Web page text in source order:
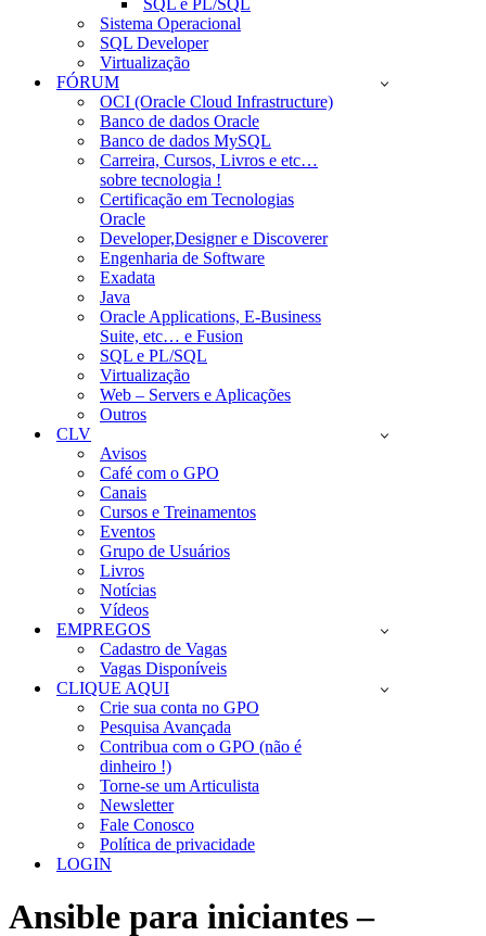
SQL e PL/SQL
Sistema Operacional
SQL Developer
Virtualização
FÓRUM
OCI (Oracle Cloud Infrastructure)
Banco de dados Oracle
Banco de dados MySQL
Carreira, Cursos, Livros e etc…
sobre tecnologia !
Certificação em Tecnologias
Oracle
Developer,Designer e Discoverer
Engenharia de Software
Exadata
Java
Oracle Applications, E-Business
Suite, etc… e Fusion
SQL e PL/SQL
Virtualização
Web – Servers e Aplicações
Outros
CLV
Avisos
Café com o GPO
Canais
Cursos e Treinamentos
Eventos
Grupo de Usuários
Livros
Notícias
Vídeos
EMPREGOS
Cadastro de Vagas
Vagas Disponíveis
CLIQUE AQUI
Crie sua conta no GPO
Pesquisa Avançada
Contribua com o GPO (não é
dinheiro !)
Torne-se um Articulista
Newsletter
Fale Conosco
Política de privacidade
LOGIN
Ansible para iniciantes –